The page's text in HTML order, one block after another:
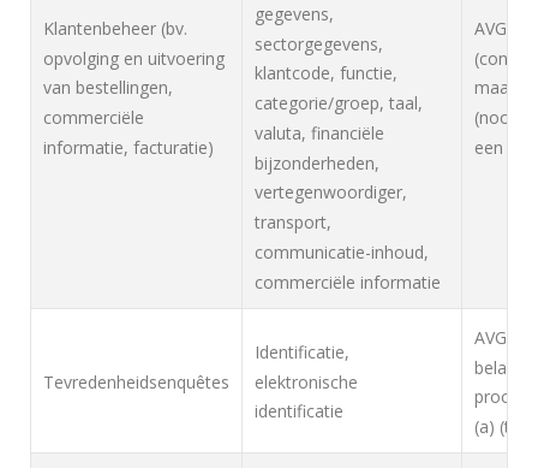
Klantenbeheer (bv.
opvolging en uitvoering
van bestellingen,
commerciële
informatie, facturatie)
gegevens,
sectorgegevens,
klantcode, functie,
categorie/groep, taal,
valuta, financiële
bijzonderheden,
vertegenwoordiger,
transport,
communicatie-inhoud,
commerciële informatie
AVG,
een
Tevredenheidsenquêtes
Identificatie,
elektronische
identificatie
AVG,
belang:
(a)